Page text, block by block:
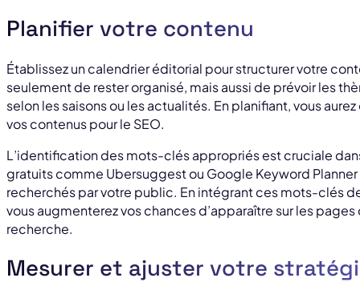
Planifier votre contenu
Établissez un calendrier éditorial pour structurer votre
seulement de rester organisé, mais aussi de prévoir les
selon les saisons ou les actualités. En planifiant, vous
vos contenus pour le SEO.
L’identification des mots-clés appropriés est cruciale
gratuits comme Ubersuggest ou Google Keyword
recherchés par votre public. En intégrant ces mots-clés
vous augmenterez vos chances d’apparaître sur les
recherche.
Mesurer et ajuster votre